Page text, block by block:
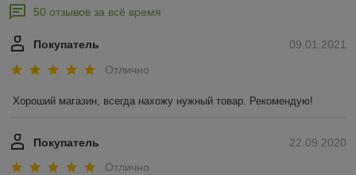
50 отзывов за всё время
09.01.2021
Покупатель
Отлично
Хороший магазин, всегда нахожу нужный товар. Рекомендую!
22.09.2020
Покупатель
Отлично